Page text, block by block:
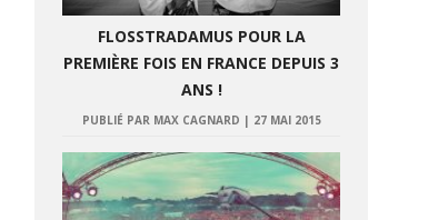
FLOSSTRADAMUS POUR LA
PREMIÈRE FOIS EN FRANCE DEPUIS 3
ANS !
PUBLIÉ PAR MAX CAGNARD | 27 MAI 2015